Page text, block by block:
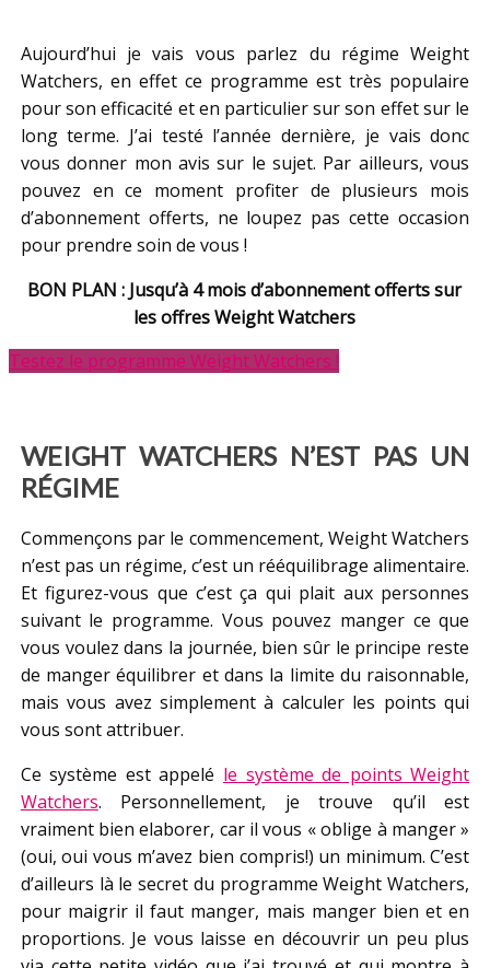
Aujourd’hui je vais vous parlez du régime Weight
Watchers, en effet ce programme est très populaire
pour son efficacité et en particulier sur son effet sur le
long terme. J’ai testé l’année dernière, je vais donc
vous donner mon avis sur le sujet. Par ailleurs, vous
pouvez en ce moment profiter de plusieurs mois
d’abonnement offerts, ne loupez pas cette occasion
pour prendre soin de vous !
BON PLAN : Jusqu’à 4 mois d’abonnement offerts sur
les offres Weight Watchers
Testez le programme Weight Watchers !
WEIGHT WATCHERS N’EST PAS UN
RÉGIME
Commençons par le commencement, Weight Watchers
n’est pas un régime, c’est un rééquilibrage alimentaire.
Et figurez-vous que c’est ça qui plait aux personnes
suivant le programme. Vous pouvez manger ce que
vous voulez dans la journée, bien sûr le principe reste
de manger équilibrer et dans la limite du raisonnable,
mais vous avez simplement à calculer les points qui
vous sont attribuer.
Ce système est appelé le système de points Weight
Watchers. Personnellement, je trouve qu’il est
vraiment bien elaborer, car il vous « oblige à manger »
(oui, oui vous m’avez bien compris!) un minimum. C’est
d’ailleurs là le secret du programme Weight Watchers,
pour maigrir il faut manger, mais manger bien et en
proportions. Je vous laisse en découvrir un peu plus